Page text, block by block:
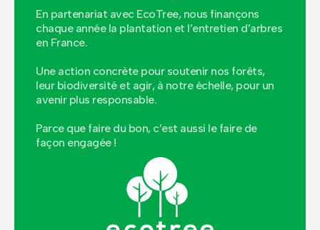
En partenariat avec EcoTree, nous finançons
chaque année la plantation et l’entretien d’arbres
en France.
Une action concrète pour soutenir nos forêts,
leur biodiversité et agir, à notre échelle, pour un
avenir plus responsable.
Parce que faire du bon, c’est aussi le faire de
façon engagée !